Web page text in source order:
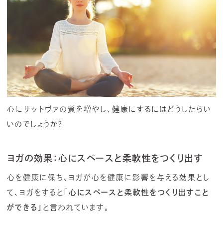
心にサットヴァの質を増やし、健康にするにはどうしたらい
いのでしょうか？
ヨガの効果：心にスペースと柔軟性をつくり出す
心を健康に保ち、ヨガが心を健康に影響を与える効果とし
て、ヨガをすると「 心にスペースと柔軟性をつくり出すこと
ができる」 と言われています。